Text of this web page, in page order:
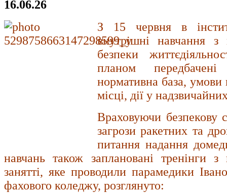
16.06.26
З 15 червня в
внутрішні навчання
безпеки
планом
нормативна база, умови
місці, дії у
Враховуючи безпекову
загрози ракетних та
питання надання
навчань також заплановані
занятті, яке проводили парамедики
фахового коледжу, розглянуто: